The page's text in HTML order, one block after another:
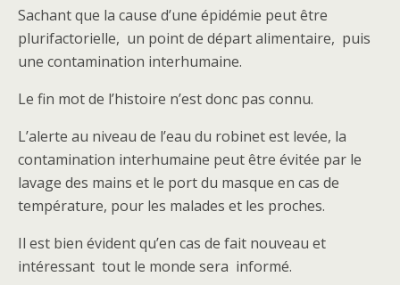
Sachant que la cause d’une épidémie peut être
plurifactorielle, un point de départ alimentaire, puis
une contamination interhumaine.
Le fin mot de l’histoire n’est donc pas connu.
L’alerte au niveau de l’eau du robinet est levée, la
contamination interhumaine peut être évitée par le
lavage des mains et le port du masque en cas de
température, pour les malades et les proches.
Il est bien évident qu’en cas de fait nouveau et
intéressant tout le monde sera informé.